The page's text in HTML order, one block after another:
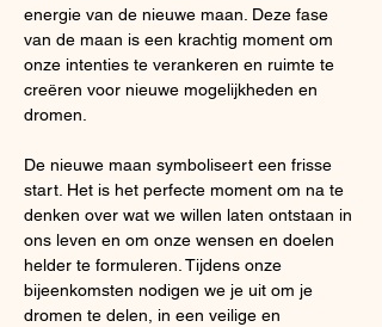
energie van de nieuwe maan. Deze fase
van de maan is een krachtig moment om
onze intenties te verankeren en ruimte te
creëren voor nieuwe mogelijkheden en
dromen.
De nieuwe maan symboliseert een frisse
start. Het is het perfecte moment om na te
denken over wat we willen laten ontstaan in
ons leven en om onze wensen en doelen
helder te formuleren. Tijdens onze
bijeenkomsten nodigen we je uit om je
dromen te delen, in een veilige en